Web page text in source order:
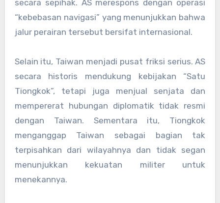
secara sepihak. AS merespons dengan operasi
“kebebasan navigasi” yang menunjukkan bahwa
jalur perairan tersebut bersifat internasional.
Selain itu, Taiwan menjadi pusat friksi serius. AS
secara historis mendukung kebijakan “Satu
Tiongkok”, tetapi juga menjual senjata dan
mempererat hubungan diplomatik tidak resmi
dengan Taiwan. Sementara itu, Tiongkok
menganggap Taiwan sebagai bagian tak
terpisahkan dari wilayahnya dan tidak segan
menunjukkan kekuatan militer untuk
menekannya.